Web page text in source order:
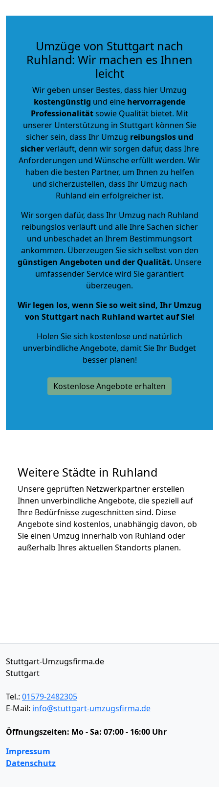
Umzüge von Stuttgart nach
Ruhland: Wir machen es Ihnen
leicht
Wir geben unser Bestes, dass hier Umzug
kostengünstig und eine hervorragende
Professionalitätsowie Qualität bietet. Mit
unserer Unterstützung in Stuttgart können Sie
sicher sein, dass Ihr Umzug reibungslos und
sicherverläuft, denn wir sorgen dafür, dass Ihre
Anforderungen und Wünsche erfüllt werden. Wir
haben die besten Partner, um Ihnen zu helfen
und sicherzustellen, dass Ihr Umzug nach
Ruhland ein erfolgreicher ist.
Wir sorgen dafür, dass Ihr Umzug nach Ruhland
reibungslos verläuft und alle Ihre Sachen sicher
und unbeschadet an Ihrem Bestimmungsort
ankommen. Überzeugen Sie sich selbst von den
günstigen Angeboten und der Qualität. Unsere
umfassender Service wird Sie garantiert
überzeugen.
Wir legen los, wenn Sie so weit sind, Ihr Umzug
von Stuttgart nach Ruhland wartet auf Sie!
Holen Sie sich kostenlose und natürlich
unverbindliche Angebote, damit Sie Ihr Budget
besser planen!
Kostenlose Angebote erhalten
Weitere Städte in Ruhland
Unsere geprüften Netzwerkpartner erstellen
Ihnen unverbindliche Angebote, die speziell auf
Ihre Bedürfnisse zugeschnitten sind. Diese
Angebote sind kostenlos, unabhängig davon, ob
Sie einen Umzug innerhalb von Ruhland oder
außerhalb Ihres aktuellen Standorts planen.
Stuttgart-Umzugsfirma.de
Stuttgart
Tel.: 01579-2482305
E-Mail: info@stuttgart-umzugsfirma.de
Öffnungszeiten: Mo - Sa: 07:00 - 16:00 Uhr
Impressum
Datenschutz